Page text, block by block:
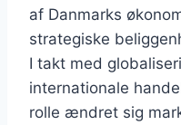
af Danmarks
strategiske
I takt med
internationale
rolle ændret sig